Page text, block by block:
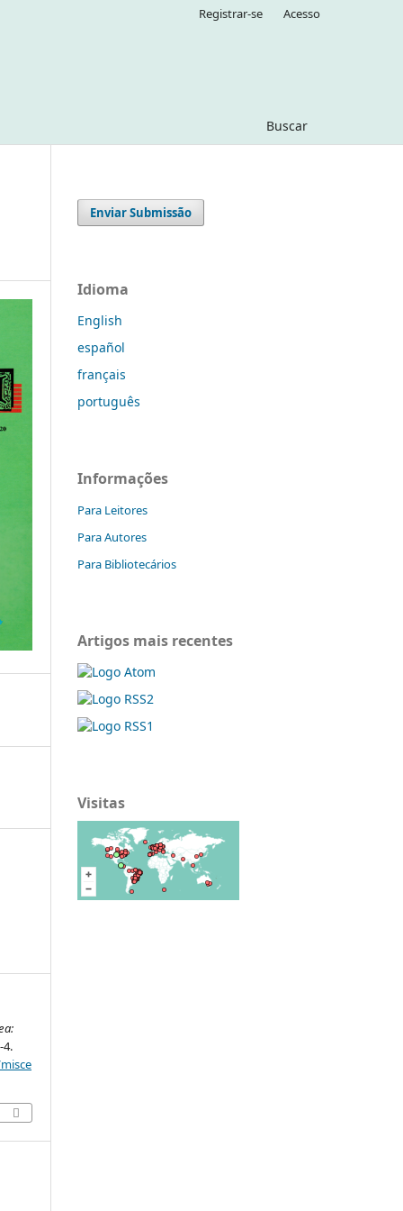
Buscar
Registrar-se Acesso
4.
Enviar Submissão
Idioma
English
español
français
português
Informações
Para Leitores
Para Autores
Para Bibliotecários
Artigos mais recentes
Visitas